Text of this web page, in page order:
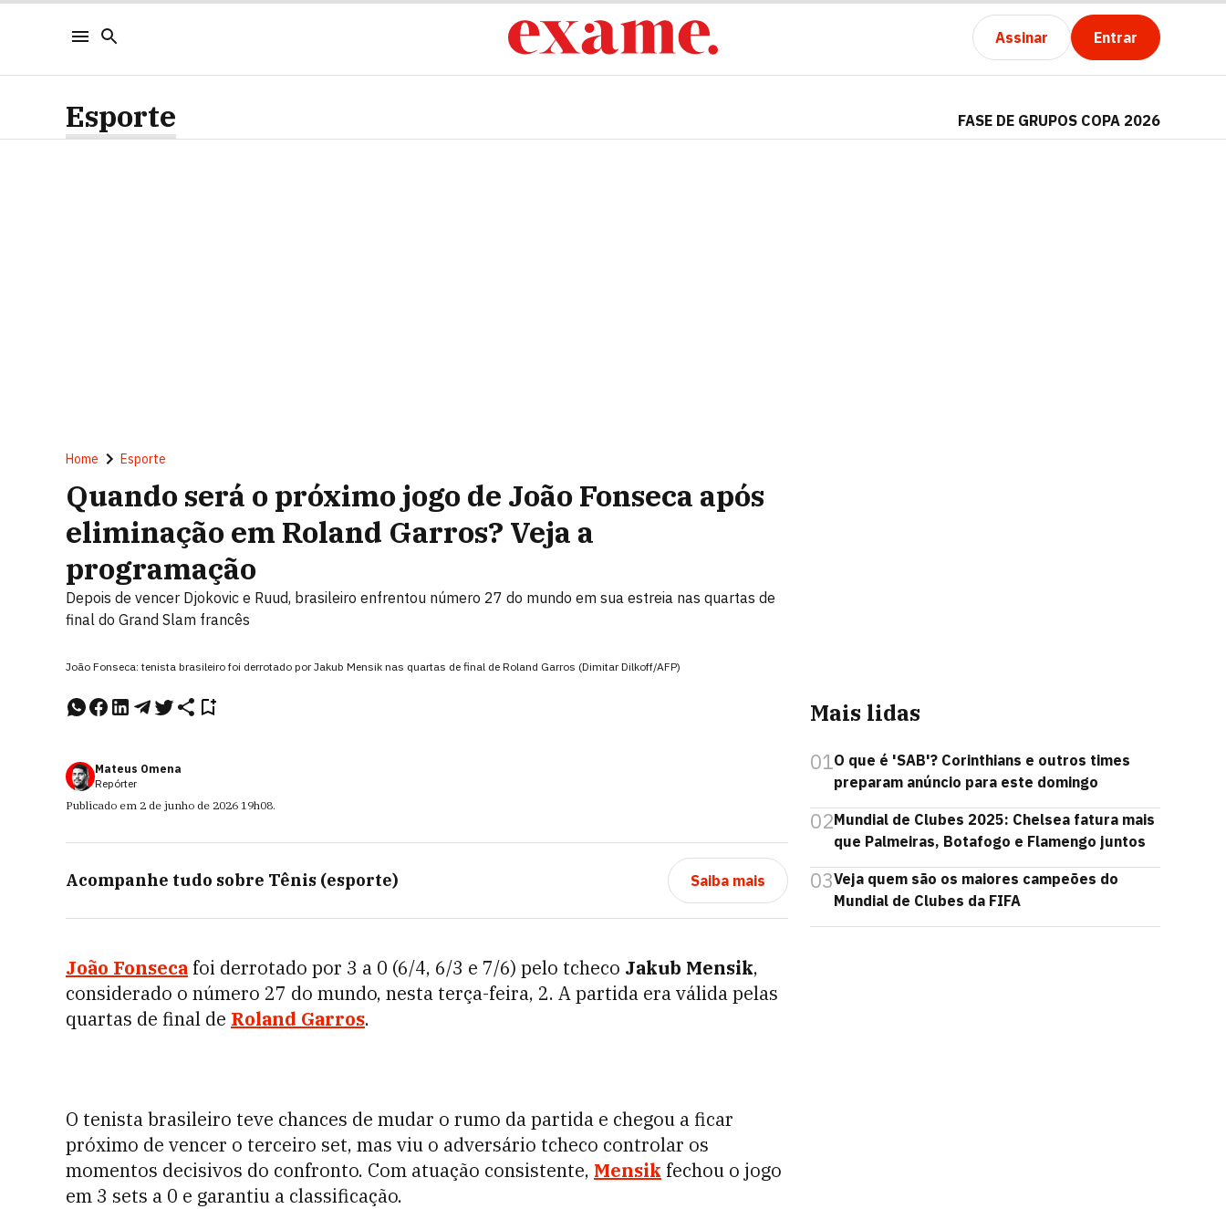
Assinar Entrar
Esporte FASE DE GRUPOS COPA 2026
Home Esporte
Quando será o próximo jogo de João Fonseca após
eliminação em Roland Garros? Veja a
programação
Depois de vencer Djokovic e Ruud, brasileiro enfrentou número 27 do mundo em sua estreia nas quartas de
final do Grand Slam francês
João Fonseca: tenista brasileiro foi derrotado por Jakub Mensik nas quartas de final de Roland Garros (Dimitar Dilkoff/AFP)
Mateus Omena
Repórter
Publicado em 2 de junho de 2026 19h08.
Acompanhe tudo sobre Tênis (esporte) Saiba mais
João Fonseca foi derrotado por 3 a 0 (6/4, 6/3 e 7/6) pelo tcheco Jakub Mensik,
considerado o número 27 do mundo, nesta terça-feira, 2. A partida era válida pelas
quartas de final de Roland Garros.
O tenista brasileiro teve chances de mudar o rumo da partida e chegou a ficar
próximo de vencer o terceiro set, mas viu o adversário tcheco controlar os
momentos decisivos do confronto. Com atuação consistente, Mensik fechou o jogo
em 3 sets a 0 e garantiu a classificação.
Mais lidas
01O que é 'SAB'? Corinthians e outros times
preparam anúncio para este domingo
02Mundial de Clubes 2025: Chelsea fatura mais
que Palmeiras, Botafogo e Flamengo juntos
03Veja quem são os maiores campeões do
Mundial de Clubes da FIFA